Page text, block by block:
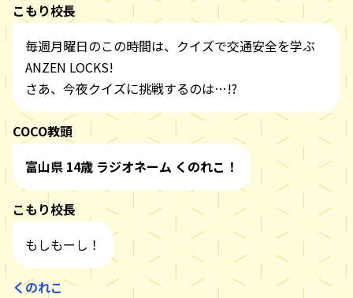
こもり校長
毎週月曜日のこの時間は、クイズで交通安全を学ぶ
ANZEN LOCKS!
さあ、今夜クイズに挑戦するのは…!?
COCO教頭
富山県 14歳 ラジオネーム くのれこ！
こもり校長
もしもーし！
くのれこ